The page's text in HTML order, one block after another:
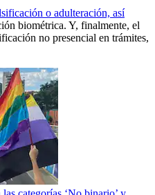
o adulteración, así
biométrica. Y, finalmente, el
no presencial en trámites,